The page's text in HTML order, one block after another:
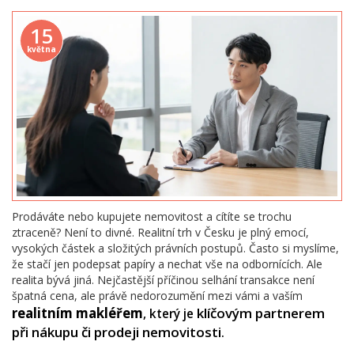
15
května
Prodáváte nebo kupujete nemovitost a cítíte se trochu
ztraceně? Není to divné. Realitní trh v Česku je plný emocí,
vysokých částek a složitých právních postupů. Často si myslíme,
že stačí jen podepsat papíry a nechat vše na odbornících. Ale
realita bývá jiná. Nejčastější příčinou selhání transakce není
špatná cena, ale právě nedorozumění mezi vámi a vaším
realitním makléřem, který je klíčovým partnerem
při nákupu či prodeji nemovitosti.